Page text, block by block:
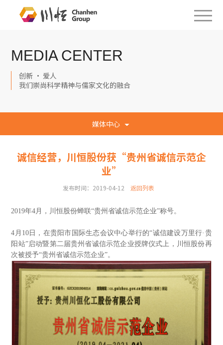
MEDIA CENTER
创新 · 爱人
我们崇尚科学精神与儒家文化的融合
媒体中心
诚信经营，川恒股份获“贵州省诚信示范企
业”
发布时间：2019-04-12 返回列表
2019年4月，川恒股份蝉联“贵州省诚信示范企业”称号。
4 月10日，在贵阳市国际生态会议中心举行的“诚信建设万里行·贵
阳站”启动暨第二届贵州省诚信示范企业授牌仪式上，川恒股份再
次被授予“贵州省诚信示范企业”。